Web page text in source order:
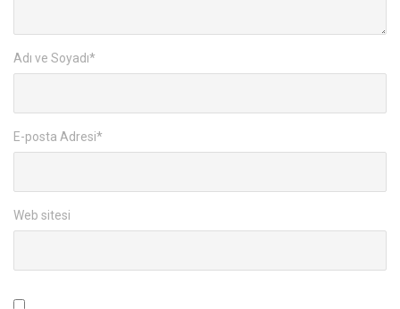
Adı ve Soyadı*
E-posta Adresi*
Web sitesi